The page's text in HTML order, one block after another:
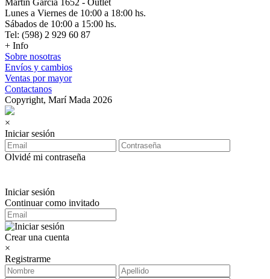
Martín García 1652 - Outlet
Lunes a Viernes de 10:00 a 18:00 hs.
Sábados de 10:00 a 15:00 hs.
Tel: (598) 2 929 60 87
+ Info
Sobre nosotras
Envíos y cambios
Ventas por mayor
Contactanos
Copyright, Marí Mada 2026
×
Iniciar sesión
Olvidé mi contraseña
Iniciar sesión
Continuar como invitado
Crear una cuenta
×
Registrarme